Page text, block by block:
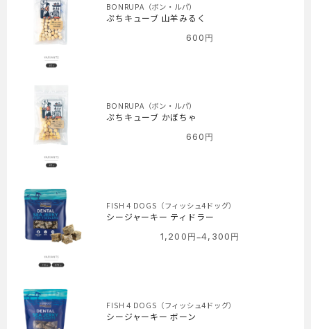
BONRUPA（ボン・ルパ）
ぷちキューブ 山羊みるく
600 円
BONRUPA（ボン・ルパ）
ぷちキューブ かぼちゃ
660 円
FISH 4 DOGS（フィッシュ4ドッグ）
シージャーキー ティドラー
1,200 円–4,300 円
価
円
FISH 4 DOGS（フィッシュ4ドッグ）
シージャーキー ボーン